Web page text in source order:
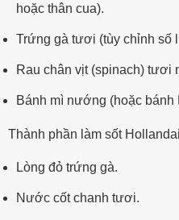
hoặc thân cua).
Trứng gà tươi (tùy chỉnh số
Rau chân vịt (spinach) tươi
Bánh mì nướng (hoặc bánh
Thành phần làm sốt
Lòng đỏ trứng gà.
Nước cốt chanh tươi.